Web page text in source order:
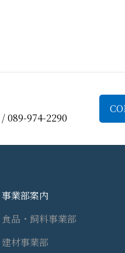
/ 089-974-2290
事業部案内
食品・飼料事業部
建材事業部